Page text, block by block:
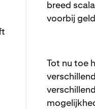
breed
voorbij
Tot nu toe